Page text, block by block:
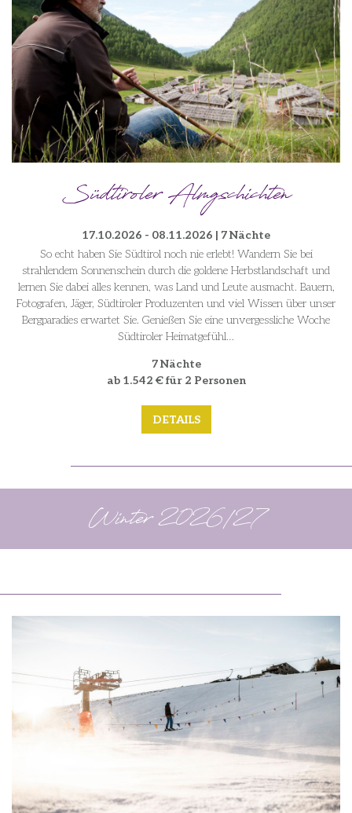
Südtiroler Almgschichten
17.10.2026 - 08.11.2026 | 7 Nächte
So echt haben Sie Südtirol noch nie erlebt! Wandern Sie bei
strahlendem Sonnenschein durch die goldene Herbstlandschaft und
lernen Sie dabei alles kennen, was Land und Leute ausmacht. Bauern,
Fotografen, Jäger, Südtiroler Produzenten und viel Wissen über unser
Bergparadies erwartet Sie. Genießen Sie eine unvergessliche Woche
Südtiroler Heimatgefühl…
7 Nächte
ab 1.542 € für 2 Personen
DETAILS
Winter 2026/27